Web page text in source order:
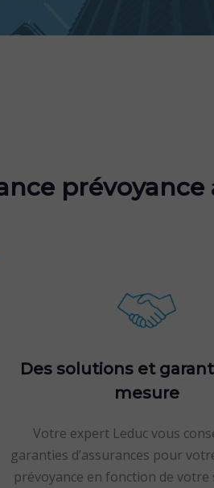
prévoyance
Des solutions et
mesure
Votre expert Leduc vous
garanties d’assurances pour
prévoyance en fonction de votre